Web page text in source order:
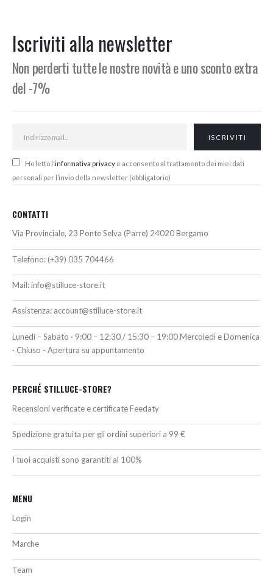
a
4,80€
Iscriviti alla newsletter
Non perderti tutte le nostre novità e uno sconto extra
del -7%
Ho letto l'informativa privacy e acconsento al trattamento dei miei dati
personali per l’invio della newsletter (obbligatorio)
CONTATTI
Via Provinciale, 23 Ponte Selva (Parre) 24020 Bergamo
Telefono: (+39) 035 704466
Mail:info@stilluce-store.it
Assistenza: account@stilluce-store.it
Lunedì – Sabato · 9:00 – 12:30 / 15:30 – 19:00 Mercoledì e Domenica
· Chiuso - Apertura su appuntamento
PERCHÉ STILLUCE-STORE?
Recensioni verificate e certificate Feedaty
Spedizione gratuita per gli ordini superiori a 99 €
I tuoi acquisti sono garantiti al 100%
MENU
Login
Marche
Team